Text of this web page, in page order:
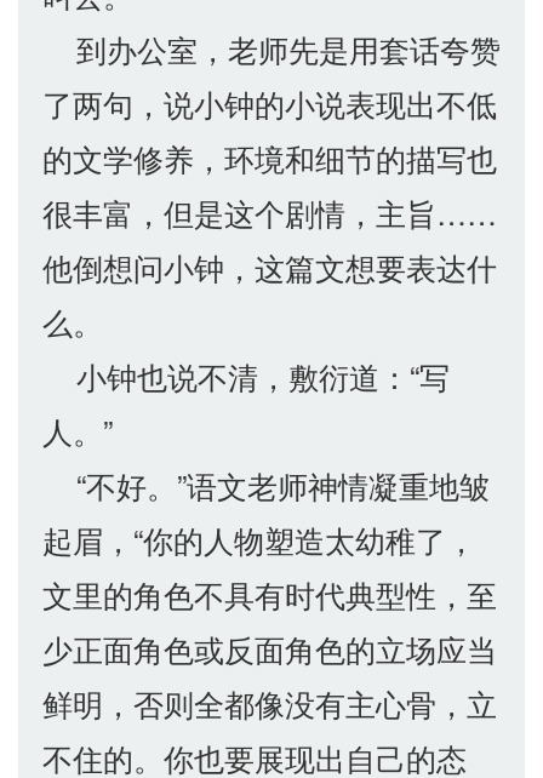
到办公室，老师先是用套话夸赞
了两句，说小钟的小说表现出不低
的文学修养，环境和细节的描写也
很丰富，但是这个剧情，主旨……
他倒想问小钟，这篇文想要表达什
么。
小钟也说不清，敷衍道：“写
人。”
“不好。”语文老师神情凝重地皱
起眉，“你的人物塑造太幼稚了，
文里的角色不具有时代典型性，至
少正面角色或反面角色的立场应当
鲜明，否则全都像没有主心骨，立
不住的。你也要展现出自己的态